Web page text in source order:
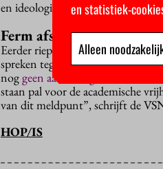
en ideologische programma
Ferm afstand
Eerder riepen twaalf
spreken tegen Baudet.
noggeen aanleiding
staan pal voor de academische
van dit meldpunt”, schrijft de
HOP/IS
en statistiek-
Alleen